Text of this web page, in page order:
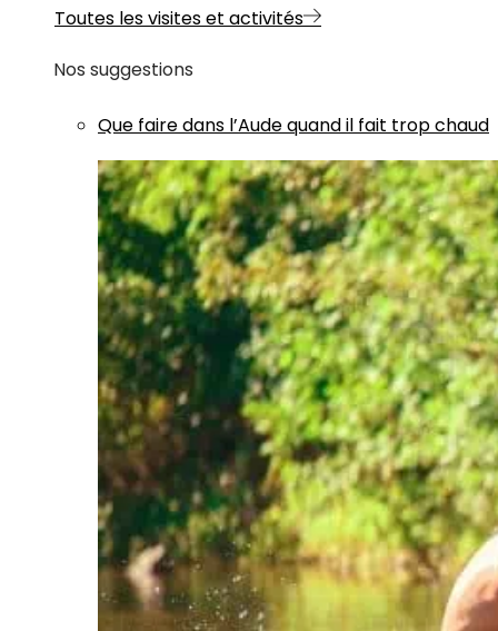
Toutes les visites et activités
Nos suggestions
Que faire dans l’Aude quand il fait trop chaud